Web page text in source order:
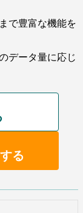
で豊富な機能を
データ量に応じ
る